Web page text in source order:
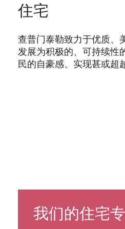
住
宅
住宅
查普门泰勒致力于优质、
发展为积极的、可持续性
民的自豪感、实现甚或超
我们的住宅